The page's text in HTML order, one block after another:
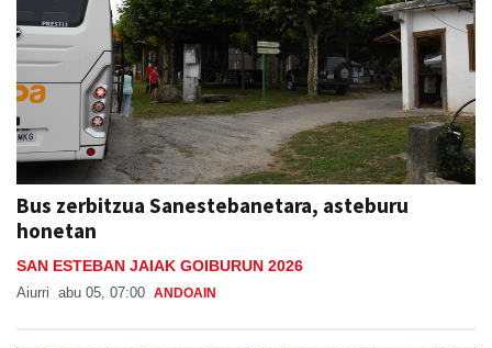
Bus zerbitzua Sanestebanetara, asteburu
honetan
SAN ESTEBAN JAIAK GOIBURUN 2026
Aiurri abu 05, 07:00 ANDOAIN